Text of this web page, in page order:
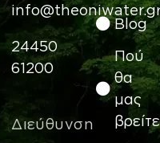
24450
61200
Διεύθυνση
Blog
Πού
θα
μας
βρείτε